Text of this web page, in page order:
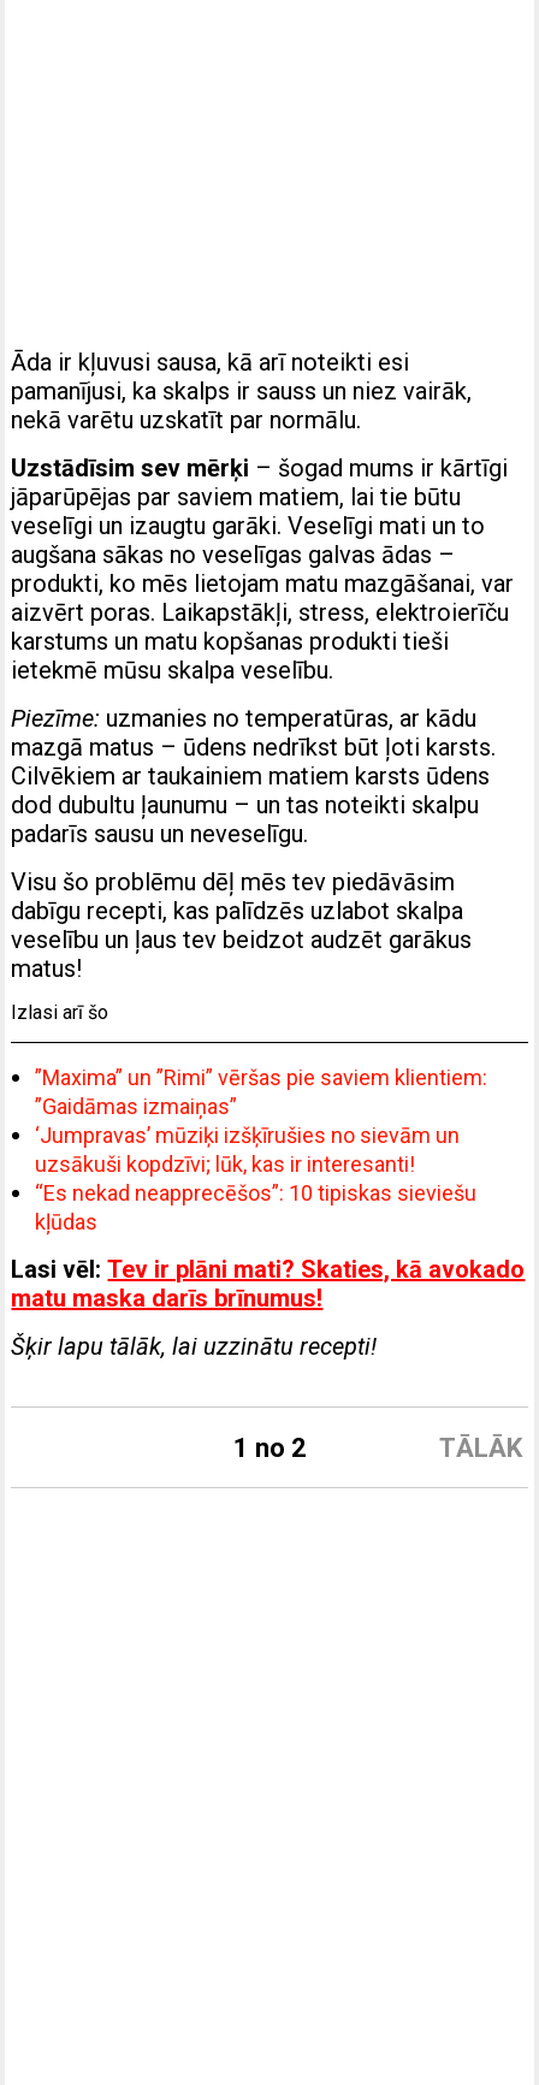
Āda ir kļuvusi sausa, kā arī noteikti esi
pamanījusi, ka skalps ir sauss un niez vairāk,
nekā varētu uzskatīt par normālu.
Uzstādīsim sev mērķi – šogad mums ir kārtīgi
jāparūpējas par saviem matiem, lai tie būtu
veselīgi un izaugtu garāki. Veselīgi mati un to
augšana sākas no veselīgas galvas ādas –
produkti, ko mēs lietojam matu mazgāšanai, var
aizvērt poras. Laikapstākļi, stress, elektroierīču
karstums un matu kopšanas produkti tieši
ietekmē mūsu skalpa veselību.
Piezīme: uzmanies no temperatūras, ar kādu
mazgā matus – ūdens nedrīkst būt ļoti karsts.
Cilvēkiem ar taukainiem matiem karsts ūdens
dod dubultu ļaunumu – un tas noteikti skalpu
padarīs sausu un neveselīgu.
Visu šo problēmu dēļ mēs tev piedāvāsim
dabīgu recepti, kas palīdzēs uzlabot skalpa
veselību un ļaus tev beidzot audzēt garākus
matus!
Izlasi arī šo
”Maxima” un ”Rimi” vēršas pie saviem klientiem:
”Gaidāmas izmaiņas”
‘Jumpravas’ mūziķi izšķīrušies no sievām un
uzsākuši kopdzīvi; lūk, kas ir interesanti!
“Es nekad neapprecēšos”: 10 tipiskas sieviešu
kļūdas
Lasi vēl:Tev ir plāni mati? Skaties, kā avokado
matu maska darīs brīnumus!
Šķir lapu tālāk, lai uzzinātu recepti!
TĀLĀK
1 no 2